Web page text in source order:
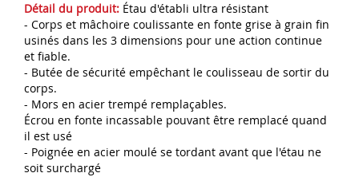
Détail du produit: Étau d'établi ultra résistant
- Corps et mâchoire coulissante en fonte grise à grain fin
usinés dans les 3 dimensions pour une action continue
et fiable.
- Butée de sécurité empêchant le coulisseau de sortir du
corps.
- Mors en acier trempé remplaçables.
Écrou en fonte incassable pouvant être remplacé quand
il est usé
- Poignée en acier moulé se tordant avant que l'étau ne
soit surchargé